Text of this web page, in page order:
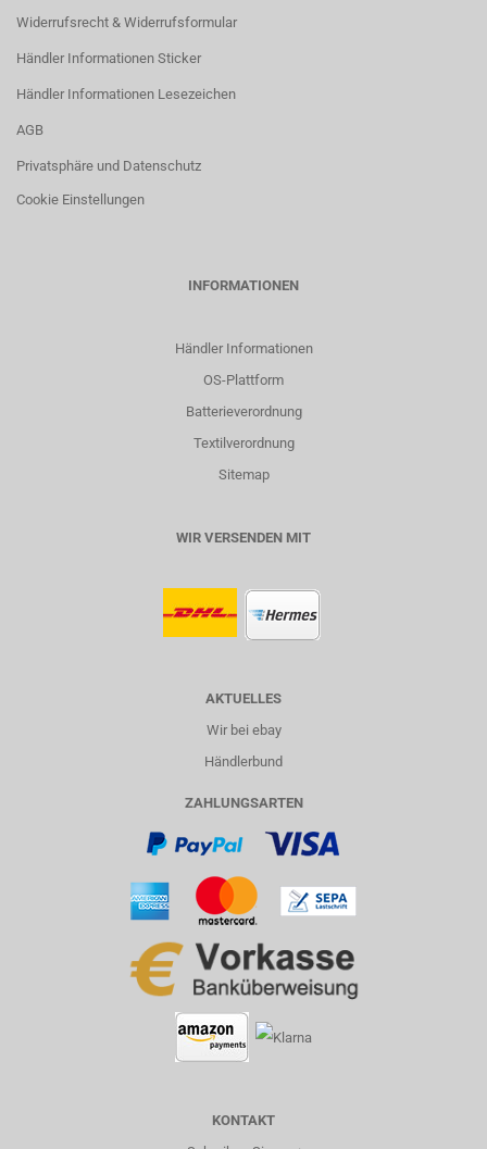
Widerrufsrecht & Widerrufsformular
Händler Informationen Sticker
Händler Informationen Lesezeichen
AGB
Privatsphäre und Datenschutz
Cookie Einstellungen
INFORMATIONEN
Händler Informationen
OS-Plattform
Batterieverordnung
Textilverordnung
Sitemap
WIR VERSENDEN MIT
AKTUELLES
Wir bei ebay
Händlerbund
ZAHLUNGSARTEN
KONTAKT